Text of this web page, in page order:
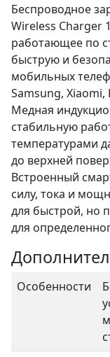
Беспроводное
Wireless Charger
работающее по
быструю и
мобильных
Samsung, Xiaomi,
Медная
стабильную
температурами
до верхней
Встроенный
силу, тока и
для быстрой, но
для
Особенности